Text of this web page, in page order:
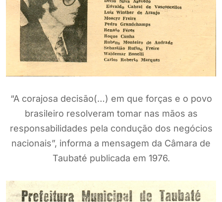
“A corajosa decisão(…) em que forças e o povo
brasileiro resolveram tomar nas mãos as
responsabilidades pela condução dos negócios
nacionais”, informa a mensagem da Câmara de
Taubaté publicada em 1976.